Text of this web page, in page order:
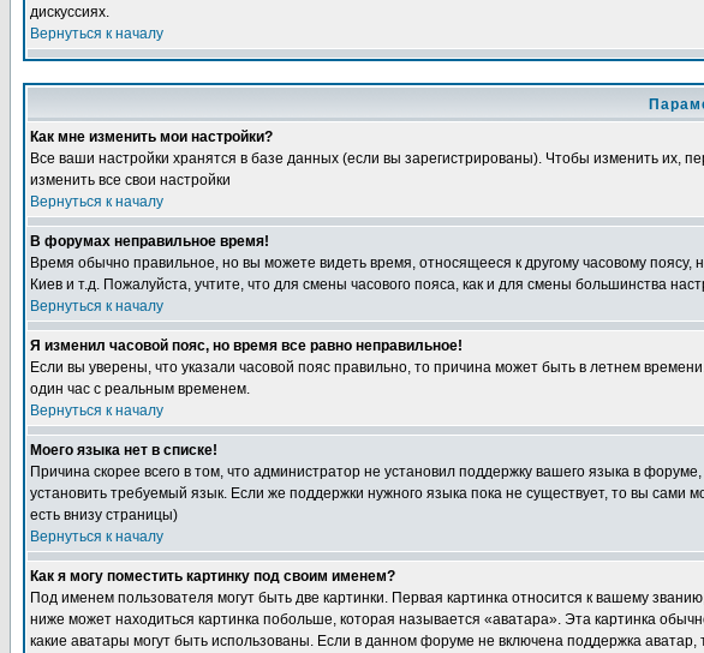
дискуссиях.
Вернуться к началу
Как мне изменить мои настройки?
Все ваши настройки хранятся в базе данных (если вы зарегистрированы). Чтобы изменить их,
изменить все свои настройки
Вернуться к началу
В форумах неправильное время!
Время обычно правильное, но вы можете видеть время, относящееся к другому часовому
Киев и т.д. Пожалуйста, учтите, что для смены часового пояса, как и для смены большинства
Вернуться к началу
Я изменил часовой пояс, но время все равно неправильное!
Если вы уверены, что указали часовой пояс правильно, то причина может быть в летнем
один час с реальным временем.
Вернуться к началу
Моего языка нет в списке!
Причина скорее всего в том, что администратор не установил поддержку вашего языка в
установить требуемый язык. Если же поддержки нужного языка пока не существует, то вы
есть внизу страницы)
Вернуться к началу
Как я могу поместить картинку под своим именем?
Под именем пользователя могут быть две картинки. Первая картинка относится к вашему
ниже может находиться картинка побольше, которая называется «аватара». Эта картинка
какие аватары могут быть использованы. Если в данном форуме не включена поддержка